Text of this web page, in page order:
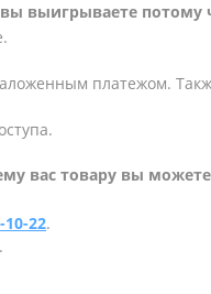
выигрываете потому
платежом.
вас товару вы
10-22.